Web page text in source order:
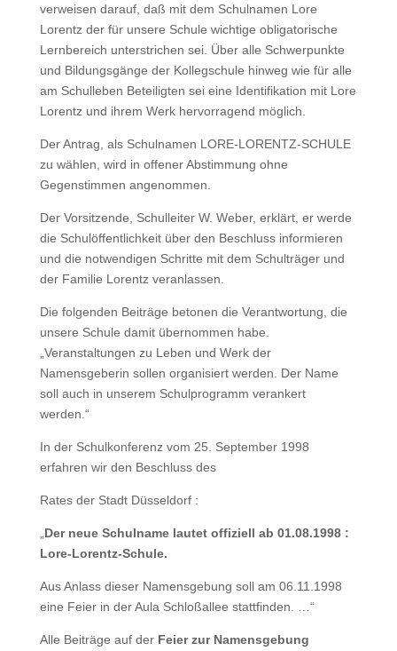
verweisen darauf, daß mit dem Schulnamen Lore
Lorentz der für unsere Schule wichtige obligatorische
Lernbereich unterstrichen sei. Über alle Schwerpunkte
und Bildungsgänge der Kollegschule hinweg wie für alle
am Schulleben Beteiligten sei eine Identifikation mit Lore
Lorentz und ihrem Werk hervorragend möglich.
Der Antrag, als Schulnamen LORE-LORENTZ-SCHULE
zu wählen, wird in offener Abstimmung ohne
Gegenstimmen angenommen.
Der Vorsitzende, Schulleiter W. Weber, erklärt, er werde
die Schulöffentlichkeit über den Beschluss informieren
und die notwendigen Schritte mit dem Schulträger und
der Familie Lorentz veranlassen.
Die folgenden Beiträge betonen die Verantwortung, die
unsere Schule damit übernommen habe.
„Veranstaltungen zu Leben und Werk der
Namensgeberin sollen organisiert werden. Der Name
soll auch in unserem Schulprogramm verankert
werden.“
In der Schulkonferenz vom 25. September 1998
erfahren wir den Beschluss des
Rates der Stadt Düsseldorf :
Der neue Schulname lautet offiziell ab 01.08.1998 :
Lore-Lorentz-Schule.
Aus Anlass dieser Namensgebung soll am 06.11.1998
eine Feier in der Aula Schloßallee stattfinden. …“
Alle Beiträge auf der Feier zur Namensgebung